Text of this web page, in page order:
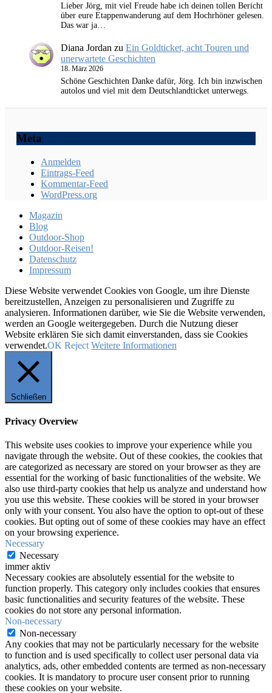
Lieber Jörg, mit viel Freude habe ich deinen tollen Bericht
über eure Etappenwanderung auf dem Hochrhöner gelesen.
Das war ja…
Diana Jordan zu Ein Goldticket, acht Touren und
unerwartete Geschichten
18. März 2026
Schöne Geschichten Danke dafür, Jörg. Ich bin inzwischen
autolos und viel mit dem Deutschlandticket unterwegs.
Meta
Anmelden
Eintrags-Feed
Kommentar-Feed
WordPress.org
Magazin
Blog
Outdoor-Shop
Outdoor-Reisen!
Datenschutz
Impressum
Diese Website verwendet Cookies von Google, um ihre Dienste
bereitzustellen, Anzeigen zu personalisieren und Zugriffe zu
analysieren. Informationen darüber, wie Sie die Website verwenden,
werden an Google weitergegeben. Durch die Nutzung dieser
Website erklären Sie sich damit einverstanden, dass sie Cookies
verwendet.OK Reject Weitere Informationen
Schließen
Privacy Overview
This website uses cookies to improve your experience while you
navigate through the website. Out of these cookies, the cookies that
are categorized as necessary are stored on your browser as they are
essential for the working of basic functionalities of the website. We
also use third-party cookies that help us analyze and understand how
you use this website. These cookies will be stored in your browser
only with your consent. You also have the option to opt-out of these
cookies. But opting out of some of these cookies may have an effect
on your browsing experience.
Necessary
Necessary
immer aktiv
Necessary cookies are absolutely essential for the website to
function properly. This category only includes cookies that ensures
basic functionalities and security features of the website. These
cookies do not store any personal information.
Non-necessary
Non-necessary
Any cookies that may not be particularly necessary for the website
to function and is used specifically to collect user personal data via
analytics, ads, other embedded contents are termed as non-necessary
cookies. It is mandatory to procure user consent prior to running
these cookies on your website.